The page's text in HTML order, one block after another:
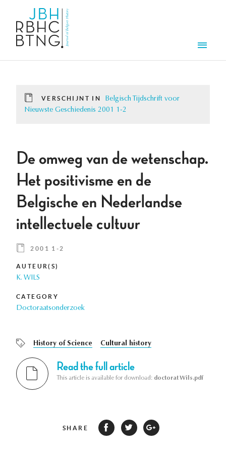
VERSCHIJNT IN
Belgisch Tijdschrift voor
Nieuwste Geschiedenis 2001 1-2
De omweg van de wetenschap.
Het positivisme en de
Belgische en Nederlandse
intellectuele cultuur
2001 1-2
AUTEUR(S)
K. WILS
CATEGORY
Doctoraatsonderzoek
History of Science Cultural history
Read the full article
This article is available for download: doctorat Wils.pdf
SHARE